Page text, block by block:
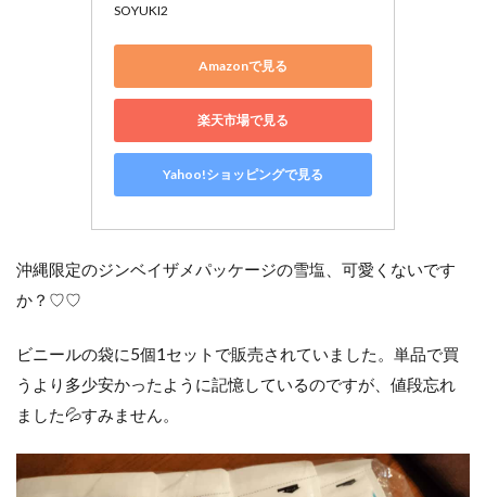
SOYUKI2
Amazonで見る
楽天市場で見る
Yahoo!ショッピングで見る
沖縄限定のジンベイザメパッケージの雪塩、可愛くないです
か？♡♡
ビニールの袋に5個1セットで販売されていました。単品で買
うより多少安かったように記憶しているのですが、値段忘れ
ました💦すみません。